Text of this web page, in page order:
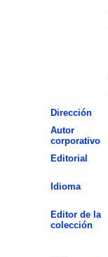
Dirección
Autor
corporativo
Editorial
Idioma
Editor de la
colección